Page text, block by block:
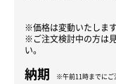
※価格は変動いたします
※ご注文検討中の方は
い。
納期 ※午前11時までにご